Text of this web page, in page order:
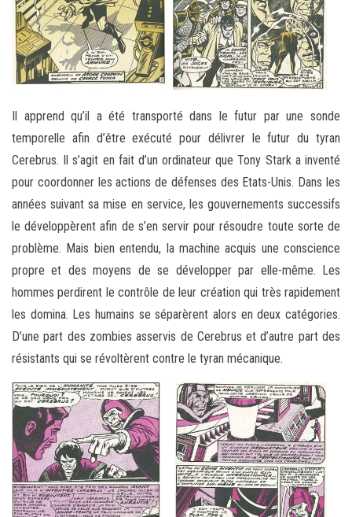
Il apprend qu’il a été transporté dans le futur par une sonde
temporelle afin d’être exécuté pour délivrer le futur du tyran
Cerebrus. Il s’agit en fait d’un ordinateur que Tony Stark a inventé
pour coordonner les actions de défenses des Etats-Unis. Dans les
années suivant sa mise en service, les gouvernements successifs
le développèrent afin de s’en servir pour résoudre toute sorte de
problème. Mais bien entendu, la machine acquis une conscience
propre et des moyens de se développer par elle-même. Les
hommes perdirent le contrôle de leur création qui très rapidement
les domina. Les humains se séparèrent alors en deux catégories.
D’une part des zombies asservis de Cerebrus et d’autre part des
résistants qui se révoltèrent contre le tyran mécanique.